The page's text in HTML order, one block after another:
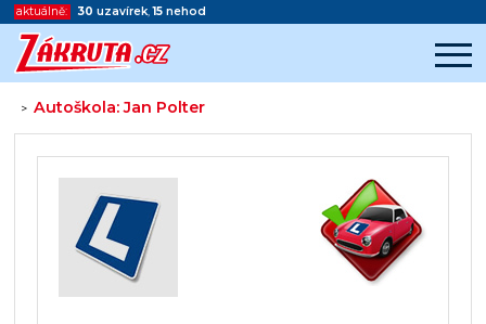
aktuálně: 30 uzavírek,15 nehod
>Autoškola: Jan Polter
Začátek reklamy
Konec reklamy